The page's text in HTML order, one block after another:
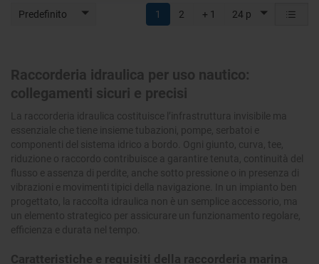
Predefinito 24 p
1 2 + 1
Raccorderia idraulica per uso nautico:
collegamenti sicuri e precisi
La raccorderia idraulica costituisce l’infrastruttura invisibile ma
essenziale che tiene insieme tubazioni, pompe, serbatoi e
componenti del sistema idrico a bordo. Ogni giunto, curva, tee,
riduzione o raccordo contribuisce a garantire tenuta, continuità del
flusso e assenza di perdite, anche sotto pressione o in presenza di
vibrazioni e movimenti tipici della navigazione. In un impianto ben
progettato, la raccolta idraulica non è un semplice accessorio, ma
un elemento strategico per assicurare un funzionamento regolare,
efficienza e durata nel tempo.
Caratteristiche e requisiti della raccorderia marina